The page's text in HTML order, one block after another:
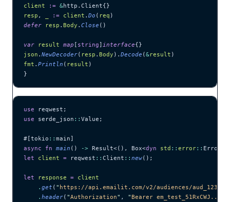
client := &http.Client{}
resp , := client . Do ( req )
defer resp . Body . Close ()
var result map [ string] interface{}
json . NewDecoder( resp . Body ). Decode (&result )
fmt . Println ( result )
}
use reqwest;
use serde_json :: Value;
#[tokio :: main]
async fn main () -> Result<(), Box<dyn std :: error::
let client = reqwest :: Client :: new();
let response = client
    .
get ( " https://api.emailit.com/v2/audiences/
    .
header( "Authorization" , "Bearer